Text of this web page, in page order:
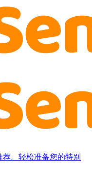
。轻松准备您的特别